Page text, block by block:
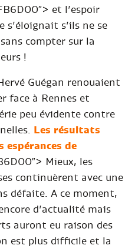
et l’espoir
s’éloignait s’ils ne se
compter sur la
!
Guégan renouaient
face à Rennes et
peu évidente contre
Les résultats
de
Mieux, les
continuèrent avec une
défaite. A ce moment,
d’actualité mais
auront eu raison des
est plus difficile et la